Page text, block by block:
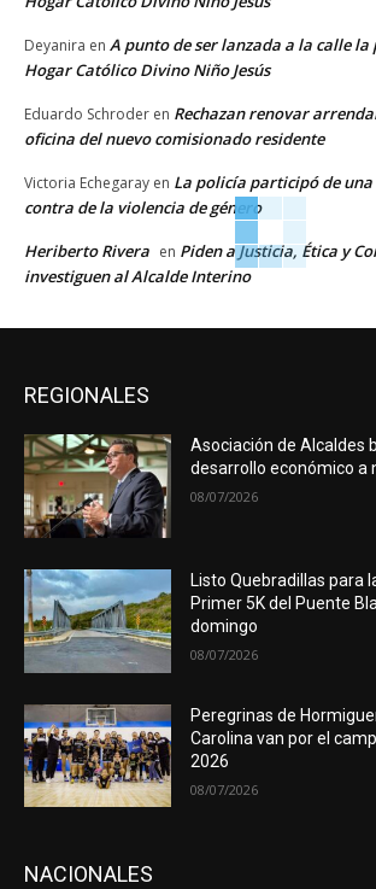
Deyanira en A punto de ser lanzada a la calle
Hogar Católico Divino Niño Jesús
Eduardo Schroder en Rechazan renovar
oficina del nuevo comisionado residente
Victoria Echegaray en La policía participó de
contra de la violencia de género
Heriberto Rivera en Piden a Justicia, Ética y
investiguen al Alcalde Interino
REGIONALES
Asociación de Alcaldes
desarrollo económico a
08/07/2026
Listo Quebradillas para
Primer 5K del Puente
domingo
08/07/2026
Peregrinas de
Carolina van por el
2026
08/07/2026
NACIONALES